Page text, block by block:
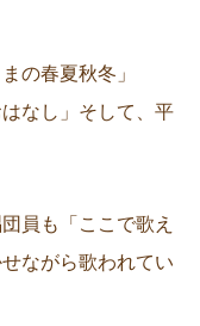
の春夏秋冬」
なし」そして、平
員も「ここで歌え
ながら歌われてい